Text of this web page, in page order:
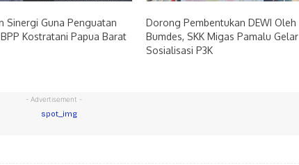
Sinergi Guna Penguatan
Kostratani Papua Barat
Dorong Pembentukan DEWI Oleh
Bumdes, SKK Migas Pamalu Gelar
Sosialisasi P3K
- Advertisement -